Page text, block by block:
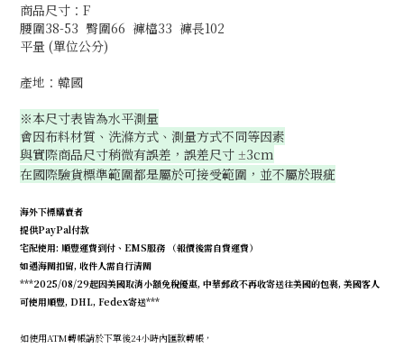
商品尺寸：F
腰圍38-53 臀圍66 褲檔33 褲長102
平量 (單位公分)
產地：韓國
※本尺寸表皆為水平測量
會因布料材質、洗滌方式、測量方式不同等因素
與實際商品尺寸稍微有誤差，誤差尺寸 ±3cm
在國際驗貨標準範圍都是屬於可接受範圍，並不屬於瑕疵
海外下標購賣者
提供PayPal付款
宅配使用: 順豐運費到付、EMS服務 （報價後需自費運費）
如遇海關扣留, 收件人需自行清關
***2025/08/29起因美國取消小額免稅優惠, 中華郵政不再收寄送往美國的包裹, 美國客人
可使用順豐, DHL, Fedex寄送***
如使用ATM轉帳請於下單後24小時內匯款轉帳，